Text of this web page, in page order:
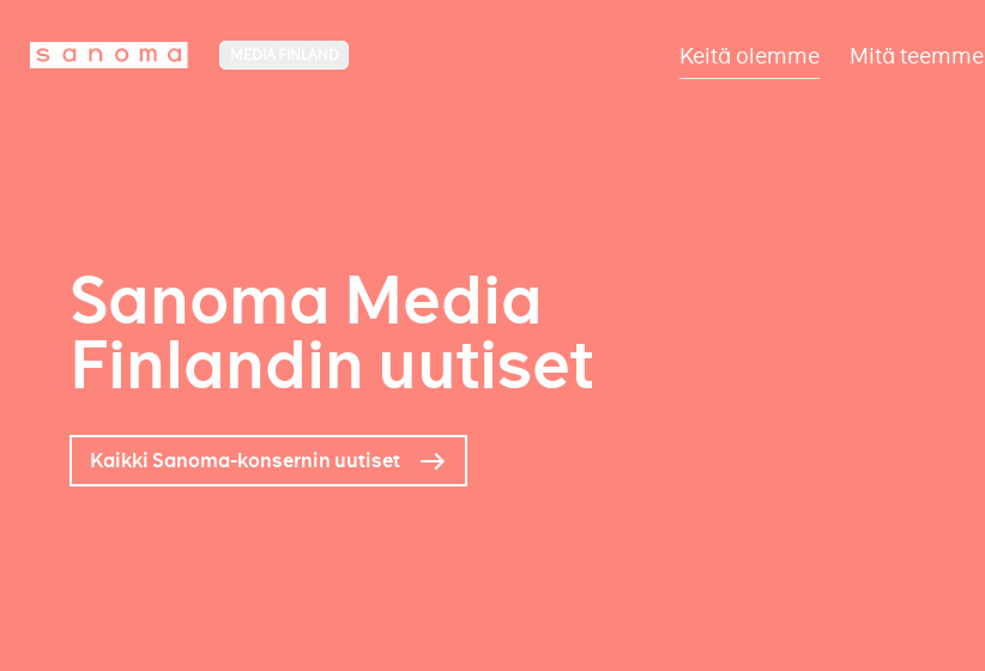
Keitä olemme Mitä teemme
Sanoma Media
Finlandin uutiset
Kaikki Sanoma-konsernin uutiset